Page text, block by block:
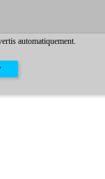
automatiquement.